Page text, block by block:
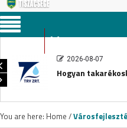
Menu
2026-08-07
Hogyan
You are here: Home /